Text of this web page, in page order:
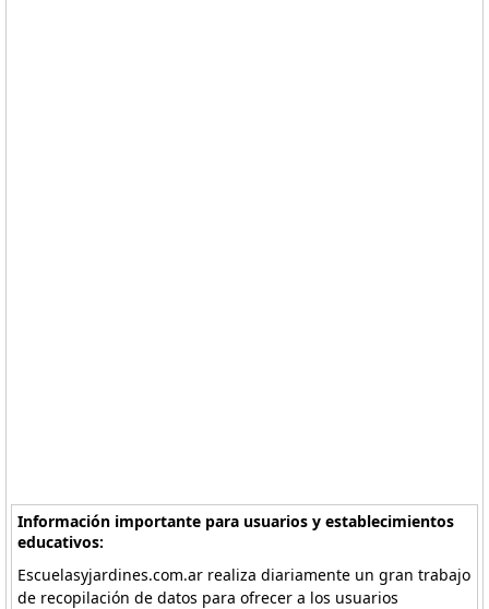
Información importante para usuarios y establecimientos
educativos:
Escuelasyjardines.com.ar realiza diariamente un gran trabajo
de recopilación de datos para ofrecer a los usuarios